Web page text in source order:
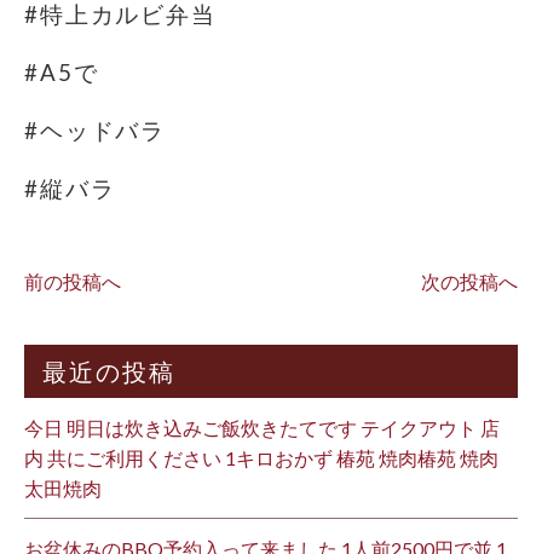
#特上カルビ弁当
#A5で
#ヘッドバラ
#縦バラ
前の投稿へ 次の投稿へ
最近の投稿
今日 明日は炊き込みご飯炊きたてです テイクアウト 店
内 共にご利用ください 1キロおかず 椿苑 焼肉椿苑 焼肉
太田焼肉
お盆休みのBBQ予約入って来ました 1人前2500円で並 1